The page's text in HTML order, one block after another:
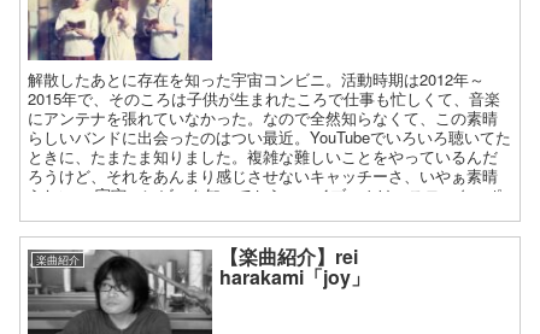
解散したあとに存在を知った宇宙コンビニ。活動時期は2012年～
2015年で、そのころは子供が生まれたころで仕事も忙しくて、音楽
にアンテナを張れていなかった。なので全然知らなくて、この素晴
らしいバンドに出会ったのはつい最近。YouTubeでいろいろ聴いてた
ときに、たまたま知りました。複雑な難しいことをやっているんだ
ろうけど、それをあんまり感じさせないキャッチーさ、いやぁ素晴
らしい。 宇宙コンビニを知ってから、マイブームはマスロック、ポ
楽曲紹介 【楽曲紹介】rei
harakami「joy」